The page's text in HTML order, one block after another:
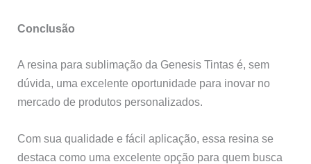
Conclusão
A resina para sublimação da Genesis Tintas é, sem
dúvida, uma excelente oportunidade para inovar no
mercado de produtos personalizados.
Com sua qualidade e fácil aplicação, essa resina se
destaca como uma excelente opção para quem busca